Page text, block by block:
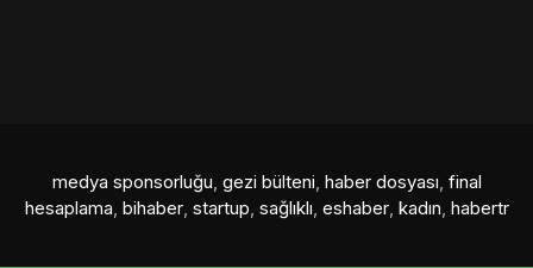
medya sponsorluğu, gezi bülteni, haber dosyası, final
hesaplama, bihaber, startup, sağlıklı, eshaber, kadın, habertr